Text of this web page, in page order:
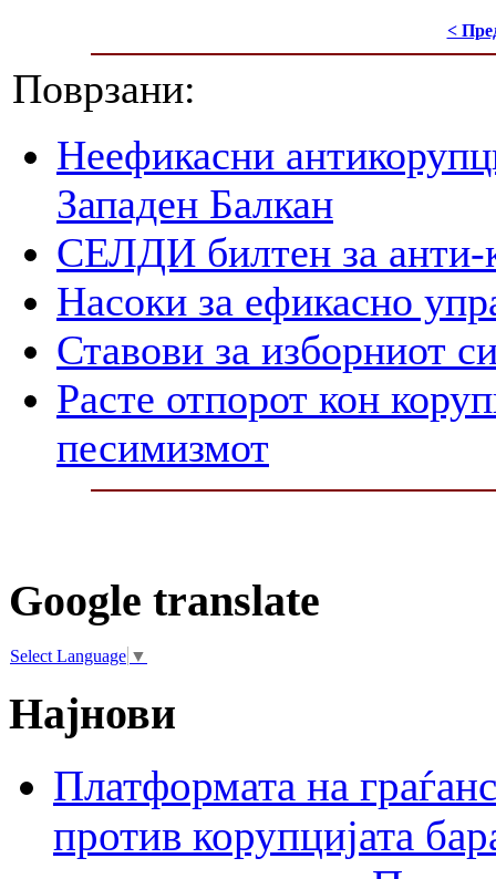
<
Поврзани:
Неефикасни
Западен Балкан
СЕЛДИ билтен за анти-
Насоки за ефикасно
Ставови за изборниот
Расте отпорот кон
песимизмот
Google translate
Select Language ▼
Најнови
Платформата на
против корупцијата